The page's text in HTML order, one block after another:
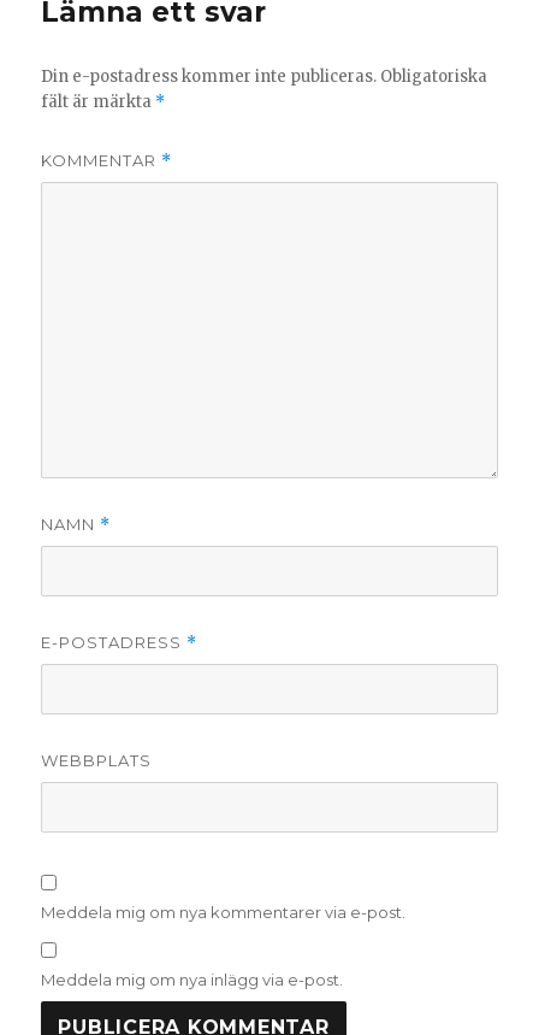
Lämna ett svar
Din e-postadress kommer inte publiceras. Obligatoriska
fält är märkta *
KOMMENTAR *
NAMN *
E-POSTADRESS *
WEBBPLATS
Meddela mig om nya kommentarer via e-post.
Meddela mig om nya inlägg via e-post.